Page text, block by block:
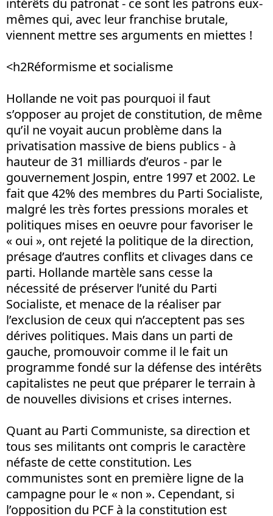
intérêts du patronat - ce sont les patrons eux-
mêmes qui, avec leur franchise brutale,
viennent mettre ses arguments en miettes !
<h2Réformisme et socialisme
Hollande ne voit pas pourquoi il faut
s’opposer au projet de constitution, de même
qu’il ne voyait aucun problème dans la
privatisation massive de biens publics - à
hauteur de 31 milliards d’euros - par le
gouvernement Jospin, entre 1997 et 2002. Le
fait que 42% des membres du Parti Socialiste,
malgré les très fortes pressions morales et
politiques mises en oeuvre pour favoriser le
« oui », ont rejeté la politique de la direction,
présage d’autres conflits et clivages dans ce
parti. Hollande martèle sans cesse la
nécessité de préserver l’unité du Parti
Socialiste, et menace de la réaliser par
l’exclusion de ceux qui n’acceptent pas ses
dérives politiques. Mais dans un parti de
gauche, promouvoir comme il le fait un
programme fondé sur la défense des intérêts
capitalistes ne peut que préparer le terrain à
de nouvelles divisions et crises internes.
Quant au Parti Communiste, sa direction et
tous ses militants ont compris le caractère
néfaste de cette constitution. Les
communistes sont en première ligne de la
campagne pour le « non ». Cependant, si
l’opposition du PCF à la constitution est